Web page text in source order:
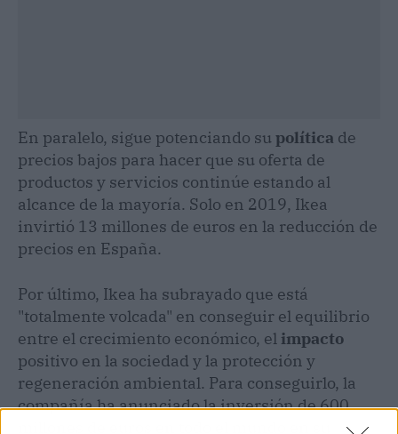
En paralelo, sigue potenciando supolítica de
precios bajos para hacer que su oferta de
productos y servicios continúe estando al
alcance de la mayoría. Solo en 2019, Ikea
invirtió 13 millones de euros en la reducción de
precios en España.
Por último, Ikea ha subrayado que está
"totalmente volcada" en conseguir el equilibrio
entre el crecimiento económico, el impacto
positivo en la sociedad y la protección y
regeneración ambiental. Para conseguirlo, la
compañía ha anunciado la inversión de 600